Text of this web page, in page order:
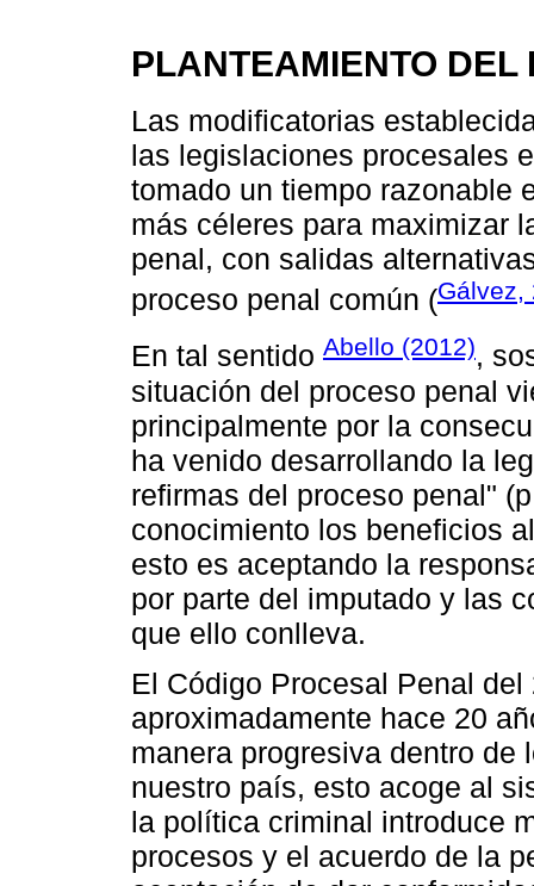
PLANTEAMIENTO DEL
Las modificatorias
las legislaciones procesales
tomado un tiempo razonable
más céleres para maximizar
penal, con salidas
proceso penal común (Gálvez,
En tal sentido Abello (2012),
situación del proceso penal
principalmente por la
ha venido desarrollando la
refirmas del proceso penal"
conocimiento los beneficios
esto es aceptando la
por parte del imputado y las
que ello conlleva.
El Código Procesal Penal
aproximadamente hace 20
manera progresiva dentro
nuestro país, esto acoge al
la política criminal introduce
procesos y el acuerdo de la